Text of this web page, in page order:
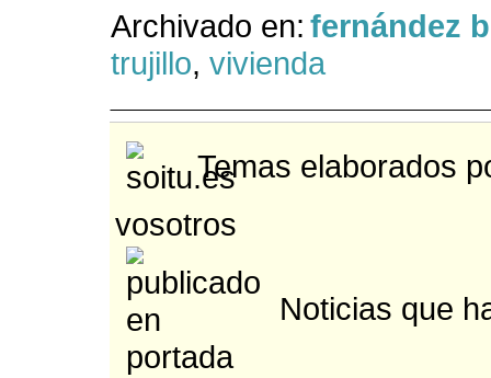
Archivado en: fernández
trujillo, vivienda
Temas elaborados
vosotros
Noticias que